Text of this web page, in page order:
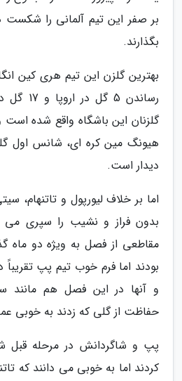
بر صفر این تیم آلمانی را شکست
بگذارند.
بهترین گلزن این تیم هری کین
رساندن
گلزنان این باشگاه واقع شده
هیونگ مین کره ای، شانس اول
دیدار است.
اما بر خلاف لیورپول و تاتنهام،
بدون فراز و نشیب را سپری می
مقاطعی از فصل به ویژه دو ماه
بودند اما فرم خوب تیم پپ
و آنها در این فصل هم مانند
حفاظت از گلی که زدند به خوبی
پپ و شاگردانش در مرحله قبل
کردند اما به خوبی می دانند که